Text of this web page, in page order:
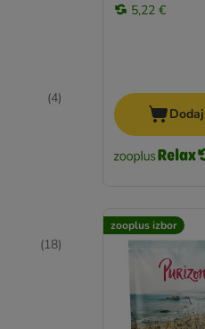
(4)
(18)
5,22 €
zooplus izbor